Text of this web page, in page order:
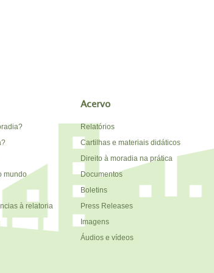
mundo
à relatoria
Acervo
Relatórios
Cartilhas e materiais didáticos
Direito à moradia na prática
Documentos
Boletins
Press Releases
Imagens
Áudios e vídeos